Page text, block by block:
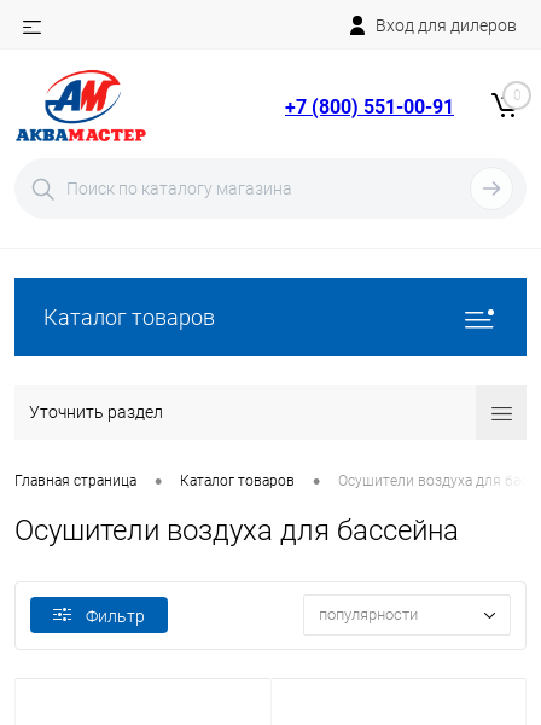
Вход для дилеров
+7 (800) 551-00-91 0
Каталог товаров
Уточнить раздел
Главная страница • Каталог товаров • Осушители воздуха для
Осушители воздуха для бассейна
Фильтр популярности